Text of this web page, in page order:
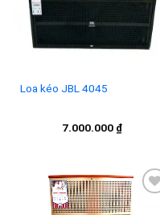
Loa kéo JBL 4045
7.000.000 ₫